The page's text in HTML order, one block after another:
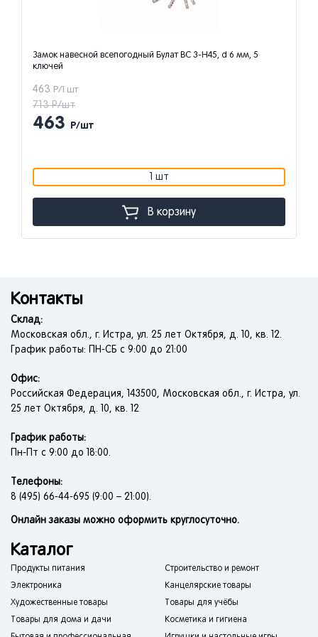
Замок навесной всепогодный Булат ВС 3-Н45, d 6 мм, 5
ключей
463 Р/1 шт
713 Р/шт
463 Р/шт
1 шт
В корзину
Контакты
Склад:
Московская обл., г. Истра, ул. 25 лет Октября, д. 10, кв. 12.
График работы: ПН-СБ с 9:00 до 21:00
Офис:
Российская Федерация, 143500, Московская обл., г. Истра, ул.
25 лет Октября, д. 10, кв. 12
График работы:
Пн-Пт с 9:00 до 18:00.
Телефоны:
8 (495) 66-44-695 (9:00 – 21:00).
Онлайн заказы можно оформить круглосуточно.
Каталог
Продукты питания
Строительство и ремонт
Электроника
Канцелярские товары
Художественные товары
Товары для учёбы
Товары для дома и дачи
Косметика и гигиена